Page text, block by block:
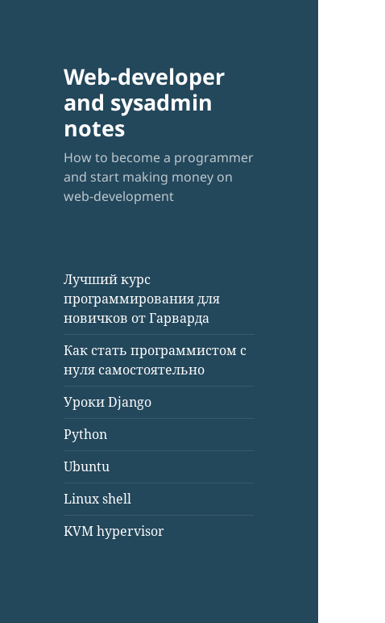
Web-developer
and sysadmin
notes
How to become a programmer
and start making money on
web-development
Лучший курс
программирования для
новичков от Гарварда
Как стать программистом с
нуля самостоятельно
Уроки Django
Python
Ubuntu
Linux shell
KVM hypervisor